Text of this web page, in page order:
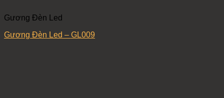
Gương Đèn Led
Gương Đèn Led – GL009